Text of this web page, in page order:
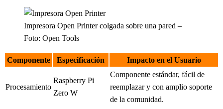
Impresora Open Printer colgada sobre una pared –
Foto: Open Tools
Componente Especificación Impacto en el Usuario
Procesamiento
Raspberry Pi
Zero W
Componente estándar, fácil de
reemplazar y con amplio soporte
de la comunidad.